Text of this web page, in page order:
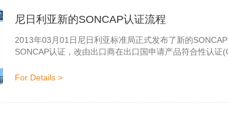
尼日利亚新的SONCAP认证流程
2013年03月01日尼日利亚标准局正式发布了新的
SONCAP认证，改由出口商在出口国申请产品符合性认证
For Details >